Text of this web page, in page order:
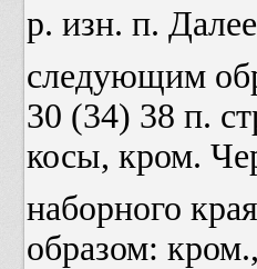
р. изн. п.
следующим
30 (34) 38 п.
косы, кром.
наборного
образом: